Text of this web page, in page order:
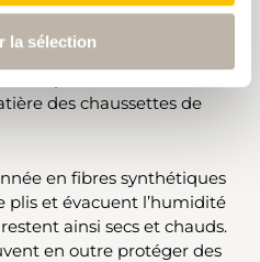
la sélection
évacue la transpiration et
Un conseil: emportez du
itinéraires longs et
des chaussettes de
en fibres synthétiques
plis et évacuent l’humidité
ainsi secs et chauds.
en outre protéger des